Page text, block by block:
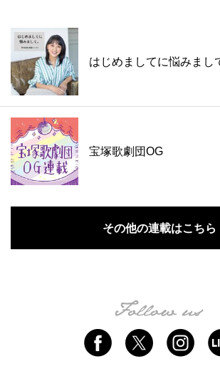
はじめましてに悩みまし
宝塚歌劇団OG
その他の連載はこちら